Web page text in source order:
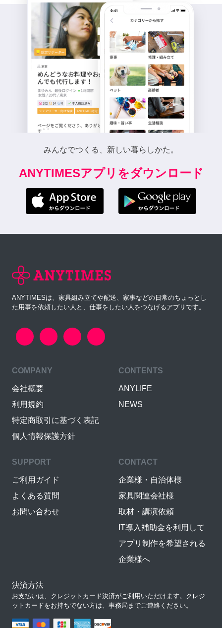
みんなでつくる、新しい暮らしかた。
ANYTIMESアプリをダウンロード
ANYTIMESは、家具組み立てや配送、家事などの日常のちょっとし
た用事を依頼したい人と、仕事をしたい人をつなげるアプリです。
COMPANY
会社概要
利用規約
特定商取引に基づく表記
個人情報保護方針
CONTENTS
ANYLIFE
NEWS
SUPPORT
ご利用ガイド
よくある質問
お問い合わせ
CONTACT
企業様・自治体様
家具関連会社様
取材・講演依頼
IT導入補助金を利用して
アプリ制作を希望される
企業様へ
決済方法
お支払いは、クレジットカード決済がご利用いただけます。クレジ
ットカードをお持ちでない方は、事務局までご連絡ください。